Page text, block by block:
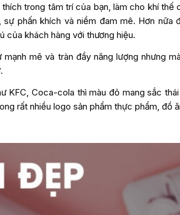
trong tâm trí của bạn, làm cho khí thế
phấn khích và niềm đam mê. Hơn nữa
của khách hàng với thương hiệu.
mẽ và tràn đầy năng lượng nhưng
KFC, Coca-cola thì màu đỏ mang sắc
rất nhiều logo sản phẩm thực phẩm, đồ